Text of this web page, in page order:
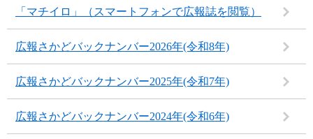
「マチイロ」（スマートフォンで広報誌を閲覧）
広報さかどバックナンバー2026年(令和8年)
広報さかどバックナンバー2025年(令和7年)
広報さかどバックナンバー2024年(令和6年)